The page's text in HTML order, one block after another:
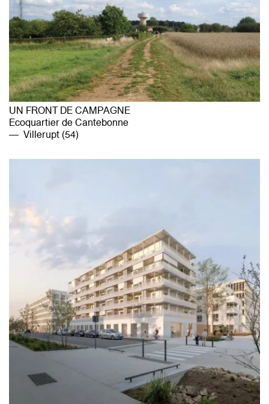
UN FRONT DE CAMPAGNE
Ecoquartier de Cantebonne
Villerupt (54)